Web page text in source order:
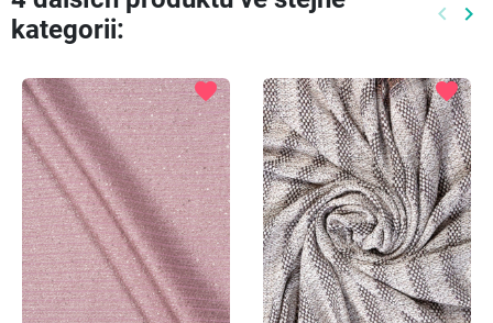
kategorii:
keyboard_arrow_left keyboard_arrow_right
favorite favorite